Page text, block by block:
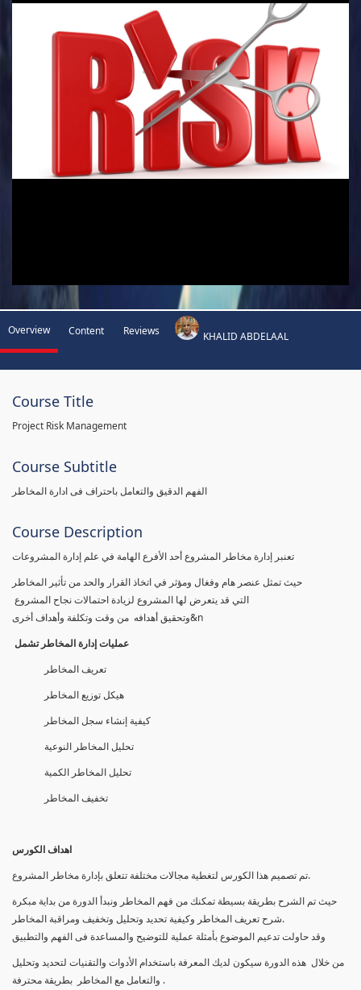
Overview Content Reviews KHALID ABDELAAL
Course Title
Project Risk Management
Course Subtitle
الفهم الدقيق والتعامل باحتراف فى ادارة المخاطر
Course Description
حيث تمثل عنصر هام وفغال ومؤثر في اتخاذ القرار والحد من تأثير المخاطر
وتحقيق أهدافه من وقت وتكلفة وأهداف أخرى&n
عمليات إدارة المخاطر تشمل
تعريف المخاطر
هيكل توزيع المخاطر
كيفية إنشاء سجل المخاطر
تحليل المخاطر النوعية
تحليل المخاطر الكمية
تخفيف المخاطر
اهداف الكورس
تم تصمیم ھذا الكورس لتغطیة مجالات مختلفة تتعلق بإدارة مخاطر المشروع.
حيث تم الشرح بطريقة بسيطة تمكنك من فهم المخاطر ونبدأ الدورة من بداية مبكرة
شرح تعريف المخاطر وكيفية تحديد وتحليل وتخفيف ومراقبة المخاطر.
وقد حاولت تدعيم الموضوع بأمثلة عملية للتوضيح والمساعدة فى الفهم والتطبيق
من خلال هذه الدورة سيكون لديك المعرفة باستخدام الأدوات والتقنيات لتحديد وتحليل
والتعامل مع المخاطر بطريقة محترفة .